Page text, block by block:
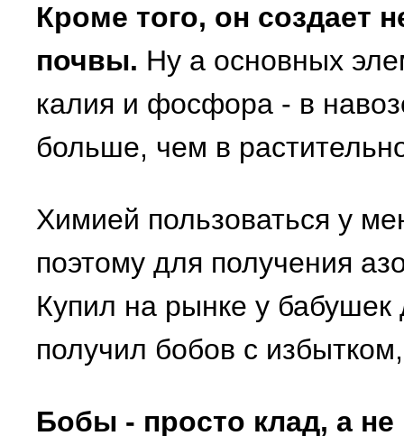
Кроме того, он создает
почвы. Ну а основных
калия и фосфора - в
больше, чем в
Химией пользоваться у
поэтому для получения
Купил на рынке у бабушек
получил бобов с
Бобы - просто клад, а не